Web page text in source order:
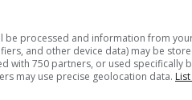
Meer weergegevens
be processed and information from
and other device data) may be
with 750 partners, or used specifically
may use precise geolocation data.